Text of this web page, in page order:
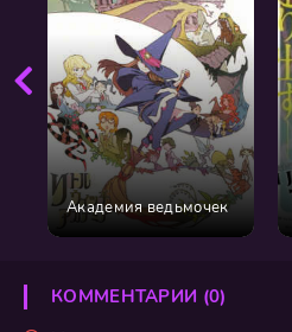
Академия ведьмочек
КОММЕНТАРИИ (0)